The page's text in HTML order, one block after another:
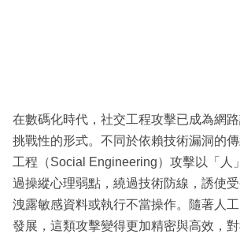
區
在數碼化時代，社交工程攻擊已成為網
挑戰性的形式。不同於依賴技術漏洞的
工程（Social Engineering）攻擊以「人
過操縱心理弱點，繞過技術防線，誘使
洩露敏感資料或執行不當操作。隨著人
發展，這類攻擊變得更加精密與高效，